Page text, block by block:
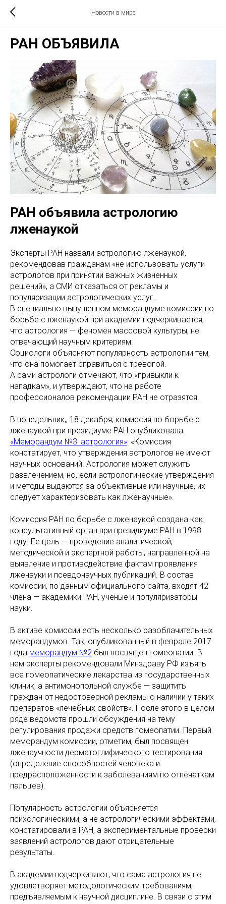
Новости в мире
РАН ОБЪЯВИЛА
РАН объявила астрологию
лженаукой
Эксперты РАН назвали астрологию лженаукой,
рекомендовав гражданам «не использовать услуги
астрологов при принятии важных жизненных
решений», а СМИ отказаться от рекламы и
популяризации астрологических услуг.
В специально выпущенном меморандуме комиссии по
борьбе с лженаукой при академии подчеркивается,
что астрология — феномен массовой культуры, не
отвечающий научным критериям.
Социологи объясняют популярность астрологии тем,
что она помогает справиться с тревогой.
А сами астрологи отмечают, что «привыкли к
нападкам», и утверждают, что на работе
профессионалов рекомендации РАН не отразятся.
В понедельник,, 18 декабря, комиссия по борьбе с
лженаукой при президиуме РАН опубликовала
«Меморандум №3: астрология»: «Комиссия
констатирует, что утверждения астрологов не имеют
научных оснований. Астрология может служить
развлечением, но, если астрологические утверждения
и методы выдаются за объективные или научные, их
следует характеризовать как лженаучные».
Комиссия РАН по борьбе с лженаукой создана как
консультативный орган при президиуме РАН в 1998
году. Ее цель — проведение аналитической,
методической и экспертной работы, направленной на
выявление и противодействие фактам проявления
лженауки и псевдонаучных публикаций. В состав
комиссии, по данным официального сайта, входят 42
члена — академики РАН, ученые и популяризаторы
науки.
В активе комиссии есть несколько разоблачительных
меморандумов. Так, опубликованный в феврале 2017
года меморандум №2 был посвящен гомеопатии. В
нем эксперты рекомендовали Минздраву РФ изъять
все гомеопатические лекарства из государственных
клиник, а антимонопольной службе — защитить
граждан от недостоверной рекламы о наличии у таких
препаратов «лечебных свойств». После этого в целом
ряде ведомств прошли обсуждения на тему
регулирования продажи средств гомеопатии. Первый
меморандум комиссии, отметим, был посвящен
лженаучности дерматоглифического тестирования
(определение способностей человека и
предрасположенности к заболеваниям по отпечаткам
пальцев).
Популярность астрологии объясняется
психологическими, а не астрологическими эффектами,
констатировали в РАН, а экспериментальные проверки
заявлений астрологов дают отрицательные
результаты.
В академии подчеркивают, что сама астрология не
удовлетворяет методологическим требованиям,
предъявляемым к научной дисциплине. В связи с этим